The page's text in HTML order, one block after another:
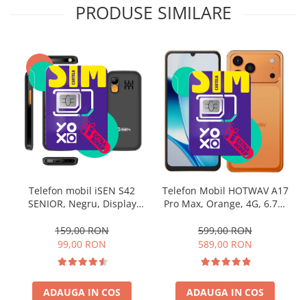
PRODUSE SIMILARE
-38%
Telefon mobil iSEN S42
SENIOR, Negru, Display
Bluetooth, Cameră,
Lanternă, FM Radio fara
cablu, Baterie 1800mAh,
Buton SOS, Negru, Dual SIM
159,00 RON
99,00 RON
ADAUGA IN COS
Telefon Mobil HOTWAV A17
Pro Max, Orange, 4G, 6.75"
Extensibili), 128GB ROM,
Camera 13MP, Android 15,
Procesor ASR8662 Octa-
Core, Wi-Fi 6, Bluetooth 5.4,
Dual SIM
599,00 RON
589,00 RON
ADAUGA IN COS